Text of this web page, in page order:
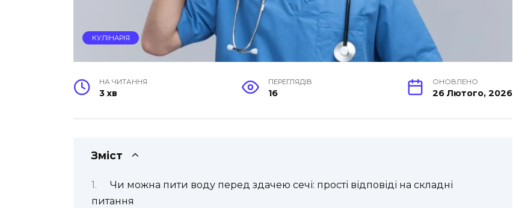
КУЛІНАРІЯ
НА ЧИТАННЯ
3 хв
ПЕРЕГЛЯДІВ
16
ОНОВЛЕНО
26 Лютого, 2026
Зміст
Чи можна пити воду перед здачею сечі: прості відповіді на складні
питання